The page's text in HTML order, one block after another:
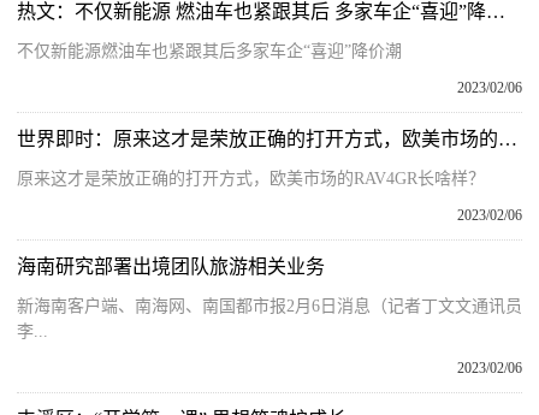
热文：不仅新能源 燃油车也紧跟其后 多家车企“喜迎”降价潮
不仅新能源燃油车也紧跟其后多家车企“喜迎”降价潮
2023/02/06
世界即时：原来这才是荣放正确的打开方式，欧美市场的RAV4 GR长啥样？
原来这才是荣放正确的打开方式，欧美市场的RAV4GR长啥样？
2023/02/06
海南研究部署出境团队旅游相关业务
新海南客户端、南海网、南国都市报2月6日消息（记者丁文文通讯员
李...
2023/02/06